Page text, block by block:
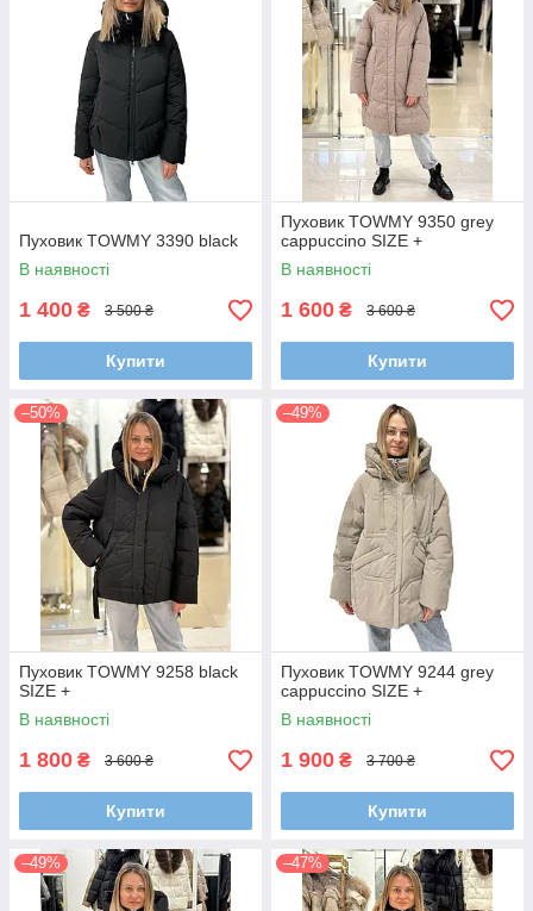
Пуховик TOWMY 3390 black
В наявності
1 400 ₴ 3 500 ₴
Купити
Пуховик TOWMY 9350 grey
cappuccino SIZE +
В наявності
1 600 ₴ 3 600 ₴
Купити
–50%
Пуховик TOWMY 9258 black
SIZE +
В наявності
1 800 ₴ 3 600 ₴
Купити
–49%
Пуховик TOWMY 9244 grey
cappuccino SIZE +
В наявності
1 900 ₴ 3 700 ₴
Купити
–49% –47%